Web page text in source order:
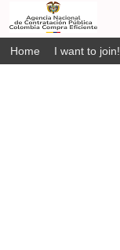
Home I want to join!